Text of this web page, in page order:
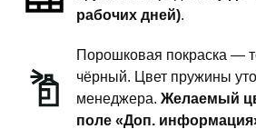
рабочих дней).
Порошковая покраска —
чёрный. Цвет пружины
менеджера. Желаемый
поле «Доп.